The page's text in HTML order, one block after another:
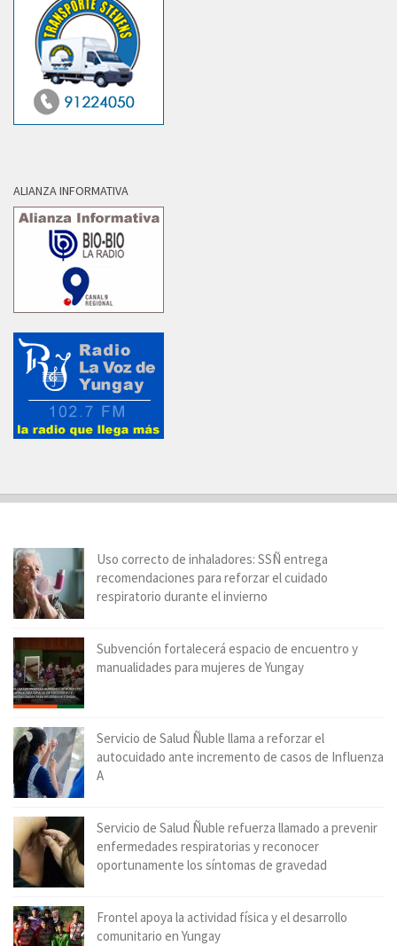
ALIANZA INFORMATIVA
Uso correcto de inhaladores: SSÑ entrega
recomendaciones para reforzar el cuidado
respiratorio durante el invierno
Subvención fortalecerá espacio de encuentro y
manualidades para mujeres de Yungay
Servicio de Salud Ñuble llama a reforzar el
autocuidado ante incremento de casos de Influenza
A
Servicio de Salud Ñuble refuerza llamado a prevenir
enfermedades respiratorias y reconocer
oportunamente los síntomas de gravedad
Frontel apoya la actividad física y el desarrollo
comunitario en Yungay